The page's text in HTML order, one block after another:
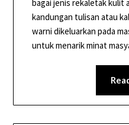
bagai jenis rekaletak kulit
kandungan tulisan atau
warni dikeluarkan pada
untuk menarik minat